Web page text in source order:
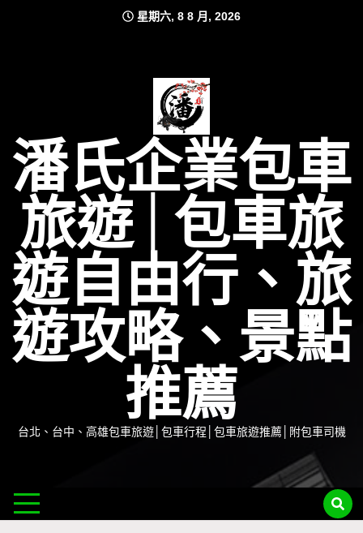
星期六, 8 8 月, 2026
潘氏企業包車
旅遊│包車旅
遊自由行、旅
遊攻略、景點
推薦
台北、台中、高雄包車旅遊│包車行程│包車旅遊推薦│附包車司機